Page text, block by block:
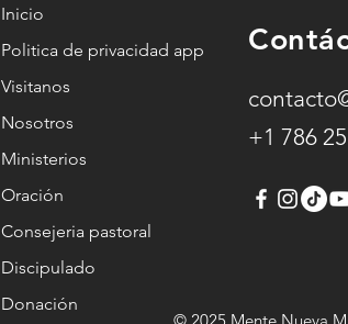
Inicio
Politica de privacidad app
Visitanos
Nosotros
Ministerios
Oración
Consejeria pastoral
Discipulado
Donación
+1 786